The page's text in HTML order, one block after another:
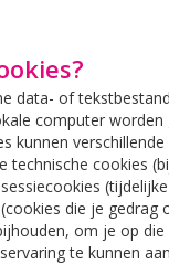
data- of
computer worden
kunnen
technische cookies
die je gedrag
om je op
te kunnen